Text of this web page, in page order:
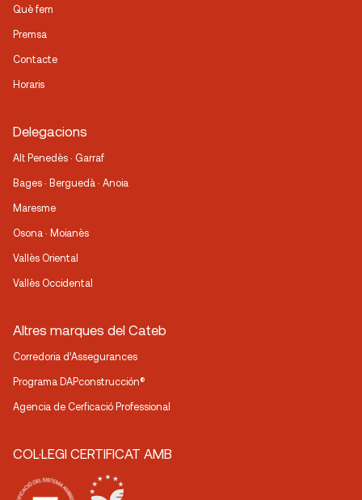
Què fem
Premsa
Contacte
Horaris
Delegacions
Alt Penedès · Garraf
Bages · Berguedà · Anoia
Maresme
Osona · Moianès
Vallès Oriental
Vallès Occidental
Altres marques del Cateb
Corredoria d’Assegurances
Programa DAPconstrucción®
Agencia de Cerficació Professional
COL·LEGI CERTIFICAT AMB